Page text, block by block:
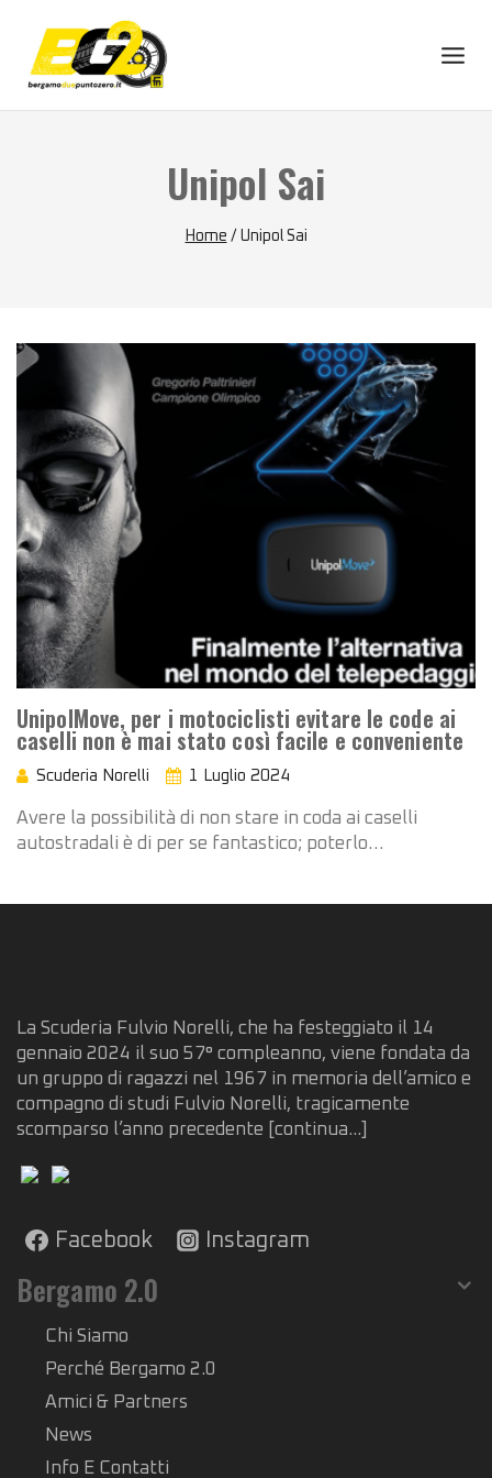
content
Unipol Sai
Home / Unipol Sai
UnipolMove, per i motociclisti evitare le code ai
caselli non è mai stato così facile e conveniente
Scuderia Norelli 1 Luglio 2024
Avere la possibilità di non stare in coda ai caselli
autostradali è di per se fantastico; poterlo…
La Scuderia Fulvio Norelli, che ha festeggiato il 14
gennaio 2024 il suo 57° compleanno, viene fondata da
un gruppo di ragazzi nel 1967 in memoria dell’amico e
compagno di studi Fulvio Norelli, tragicamente
scomparso l’anno precedente
[continua...]
Facebook Instagram
Bergamo 2.0
Chi Siamo
Perché Bergamo 2.0
Amici & Partners
News
Info E Contatti